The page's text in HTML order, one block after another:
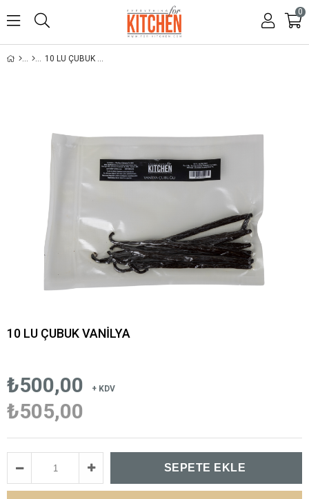
0
10 LU ÇUBUK VANİLYA
10 LU ÇUBUK VANİLYA
₺500,00 + KDV
₺505,00